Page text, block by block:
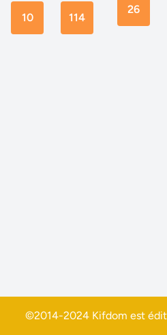
10
114
26
©2014-2024 Kifdom est